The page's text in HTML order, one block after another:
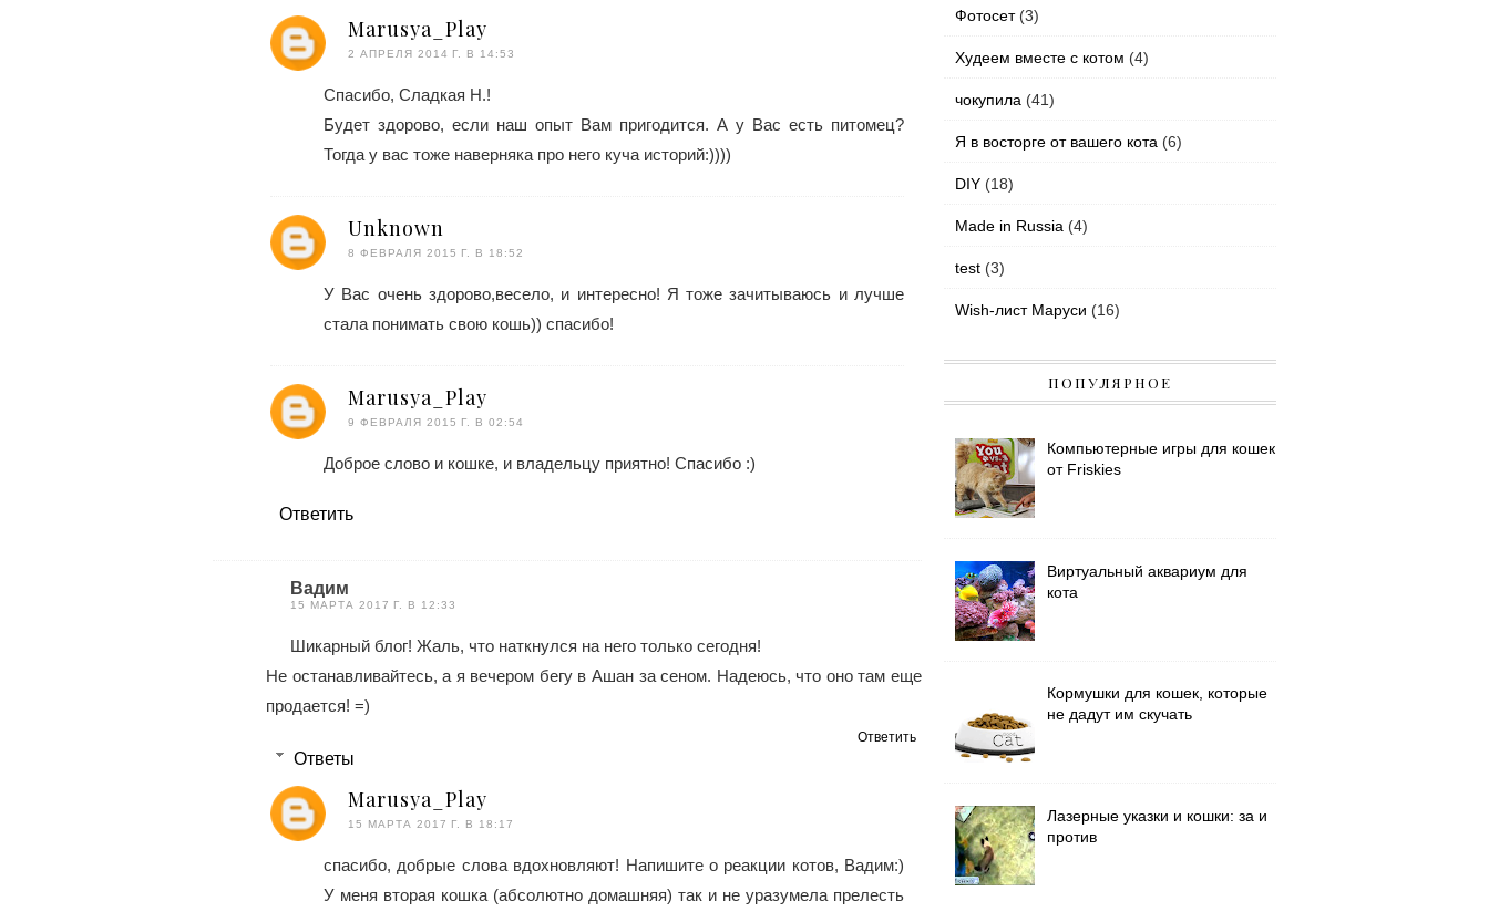
Marusya_Play
2 АПРЕЛЯ 2014 Г. В 14:53
Спасибо, Сладкая Н.!
Будет здорово, если наш опыт Вам пригодится. А у Вас есть питомец?
Тогда у вас тоже наверняка про него куча историй:))))
Unknown
8 ФЕВРАЛЯ 2015 Г. В 18:52
У Вас очень здорово,весело, и интересно! Я тоже зачитываюсь и лучше
стала понимать свою кошь)) спасибо!
Marusya_Play
9 ФЕВРАЛЯ 2015 Г. В 02:54
Доброе слово и кошке, и владельцу приятно! Спасибо :)
Ответить
Вадим
15 МАРТА 2017 Г. В 12:33
Шикарный блог! Жаль, что наткнулся на него только сегодня!
Не останавливайтесь, а я вечером бегу в Ашан за сеном. Надеюсь, что оно там еще
продается! =)
Ответить
Ответы
Marusya_Play
15 МАРТА 2017 Г. В 18:17
спасибо, добрые слова вдохновляют! Напишите о реакции котов, Вадим:)
У меня вторая кошка (абсолютно домашняя) так и не уразумела прелесть
Фотосет (3)
Худеем вместе с котом (4)
чокупила (41)
Я в восторге от вашего кота (6)
DIY (18)
Made in Russia (4)
test (3)
Wish-лист Маруси (16)
ПОПУЛЯРНОЕ
Компьютерные игры для кошек
от Friskies
Виртуальный аквариум для
кота
Кормушки для кошек, которые
не дадут им скучать
Лазерные указки и кошки: за и
против